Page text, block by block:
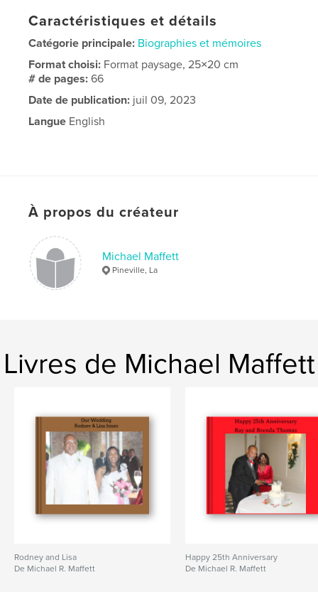
Caractéristiques et détails
Catégorie principale: Biographies et mémoires
Format choisi: Format paysage, 25×20 cm
# de pages:66
Date de publication: juil 09, 2023
Langue English
À propos du créateur
Michael Maffett
Pineville, La
Livres de Michael Maffett
Rodney and Lisa
De Michael R. Maffett
Happy 25th Anniversary
De Michael R. Maffett